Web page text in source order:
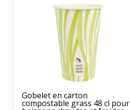
Gobelet en carton
compostable grass 48 cl pour